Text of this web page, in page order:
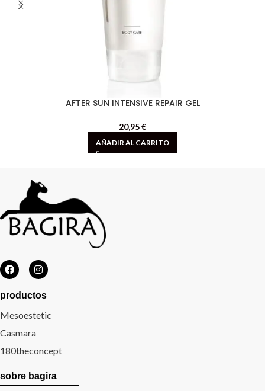
AFTER SUN INTENSIVE REPAIR GEL
20,95€
AÑADIR AL CARRITO
productos
Mesoestetic
Casmara
180theconcept
sobre bagira